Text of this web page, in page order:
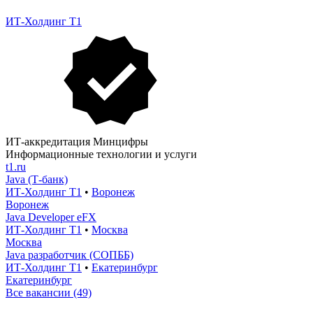
ИТ-Холдинг Т1
ИТ-аккредитация Минцифры
Информационные технологии и услуги
t1.ru
Java (Т-банк)
ИТ-Холдинг Т1 • Воронеж
Воронеж
Java Developer eFX
ИТ-Холдинг Т1 • Москва
Москва
Java разработчик (СОПББ)
ИТ-Холдинг Т1 • Екатеринбург
Екатеринбург
Все вакансии (49)